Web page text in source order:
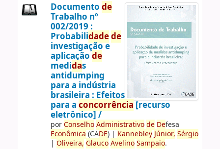
Documento de
Trabalho nº
002/2019 :
Probabilidadede
investigação e
aplicação de
medidas
antidumping
para a indústria
brasileira : Efeitos
para a concorrência [recurso
eletrônico] /
porConselho Administrativo de Defesa
Econômica (CADE)| Kannebley Júnior, Sérgio
| Oliveira, Glauco Avelino Sampaio.